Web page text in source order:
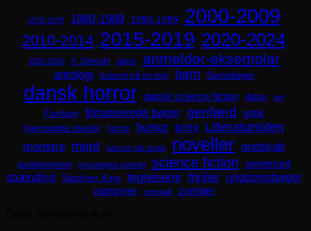
1970-1979 1980-1989 1990-1999 2000-2009
2010-2014 2015-2019 2020-2024
2025-2029 A. Silvestri Aliens anmelder-eksemplar
antologi baseret på en bog børn Børnebøger
dansk horror dansk science fiction debut dyr
Fantasy filmatiserede bøger genfærd
gotik
hjemsøgte steder
horror humor krimi Litteratursiden
monstre mord naturen går amok noveller ondskab
parallelverden psykologisk portræt science fiction seriemord
spænding Stephen King tegneserie thriller ungdomsbøger
vampyrer venskab
zombier